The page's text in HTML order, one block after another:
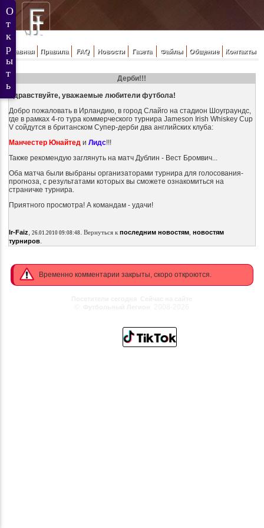
Главная Правила FAQ Новости Газета Файлы Общение Контакты
Дерби!!!
Здравствуйте, уважаемые любители футбола!
Добро пожаловать в Ирландию, в город Слайго на стадион Шоуграундс,
где в рамках 4-го тура коммерческого турнира Jameson Irish Whiskey Cup
V сойдутся в британском Супер-дерби два английских клуба:
Манчестер Юнайтеди Лидс!!!
Также рекомендую заглянуть на матч Дублин - Вест Бромвич...
Оба матча были выбраны организаторами турнира для голосования-
прогноза, с результатами которых вы сможете ознакомиться на
страничке турнира.
Приятного просмотра! А командам - удачи!
Ir-Faiz, 26.01.2010 09:08:48 . Вернуться к последним новостям, новостям
турниров.
Временно комментарии закрыты, скоро откроются.